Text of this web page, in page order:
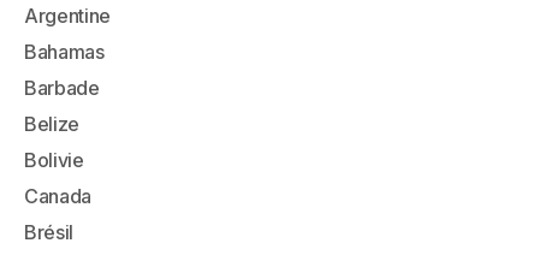
Argentine
Bahamas
Barbade
Belize
Bolivie
Canada
Brésil